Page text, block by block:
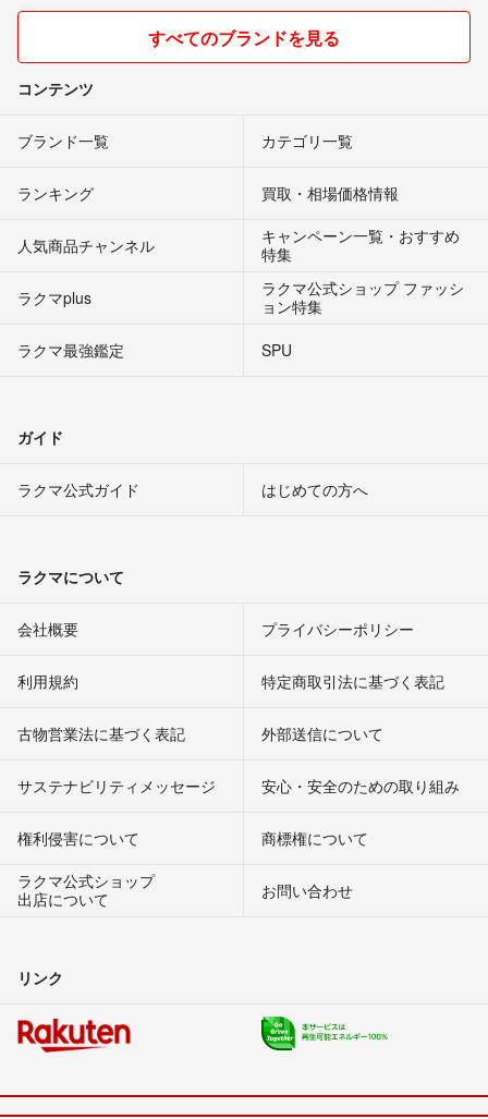
すべてのブランドを見る
コンテンツ
ブランド一覧 カテゴリ一覧
ランキング 買取・相場価格情報
人気商品チャンネル
キャンペーン一覧・おすすめ
特集
ラクマplus
ラクマ公式ショップ ファッシ
ョン特集
ラクマ最強鑑定
SPU
ガイド
ラクマ公式ガイド はじめての方へ
ラクマについて
会社概要 プライバシーポリシー
利用規約 特定商取引法に基づく表記
古物営業法に基づく表記 外部送信について
サステナビリティメッセージ 安心・安全のための取り組み
権利侵害について
商標権について
ラクマ公式ショップ
出店について
お問い合わせ
リンク